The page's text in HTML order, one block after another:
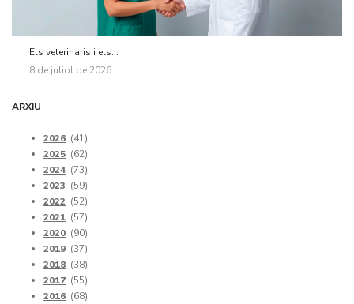
Els veterinaris i els...
8 de juliol de 2026
ARXIU
2026 (41)
2025 (62)
2024 (73)
2023 (59)
2022 (52)
2021 (57)
2020 (90)
2019 (37)
2018 (38)
2017 (55)
2016 (68)